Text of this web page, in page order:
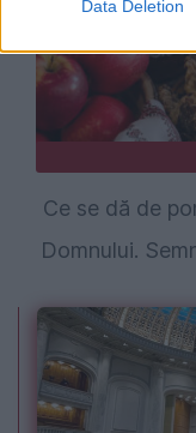
Data Deletion
Ce se dă de
Domnului.